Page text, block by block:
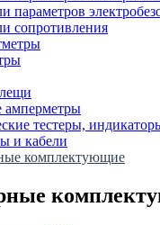
параметров
сопротивления
тестеры,
и кабели
комплектующие